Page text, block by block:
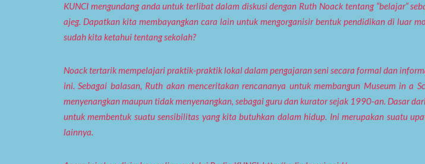
KUNCI mengundang anda untuk terlibat dalam diskusi dengan Ruth Noack tentang “belajar”
ajeg. Dapatkan kita membayangkan cara lain untuk mengorganisir bentuk pendidikan di luar
sudah kita ketahui tentang sekolah?
Noack tertarik mempelajari praktik-praktik lokal dalam pengajaran seni secara formal dan
ini. Sebagai balasan, Ruth akan menceritakan rencananya untuk membangun Museum in a
menyenangkan maupun tidak menyenangkan, sebagai guru dan kurator sejak 1990-an. Dasar
untuk membentuk suatu sensibilitas yang kita butuhkan dalam hidup. Ini merupakan suatu
lainnya.